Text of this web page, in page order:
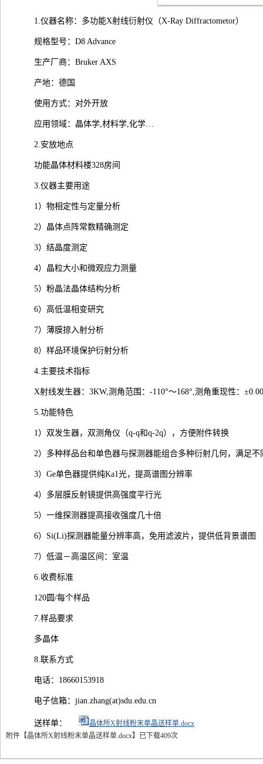
1.仪器名称：多功能X射线衍射仪（X-Ray Diffractometor）
规格型号：D8 Advance
生产厂商：Bruker AXS
产地：德国
使用方式：对外开放
应用领域：晶体学,材料学,化学…
2.安放地点
功能晶体材料楼328房间
3.仪器主要用途
1）物相定性与定量分析
2）晶体点阵常数精确测定
3）结晶度测定
4）晶粒大小和微观应力测量
5）粉晶法晶体结构分析
6）高低温相变研究
7）薄膜掠入射分析
8）样品环境保护衍射分析
4.主要技术指标
X射线发生器：3KW,测角范围：-110°～168°,测角重现性：
5.功能特色
1）双发生器，双测角仪（q-q和q-2q），方便附件转换
2）多种样品台和单色器与探测器能组合多种衍射几何，满足
3）Ge单色器提供纯Ka1光，提高谱图分辨率
4）多层膜反射镜提供高强度平行光
5）一维探测器提高接收强度几十倍
6）Si(Li)探测器能量分辨率高，免用滤波片，提供低背景谱图
7）低温－高温区间：室温
6.收费标准
120圆/每个样品
7.样品要求
多晶体
8.联系方式
电话：18660153918
电子信箱：jian.zhang(at)sdu.edu.cn
送样单：
晶体所X射线粉末单晶送样单.docx
附件【晶体所X射线粉末单晶送样单.docx】 已下载409次